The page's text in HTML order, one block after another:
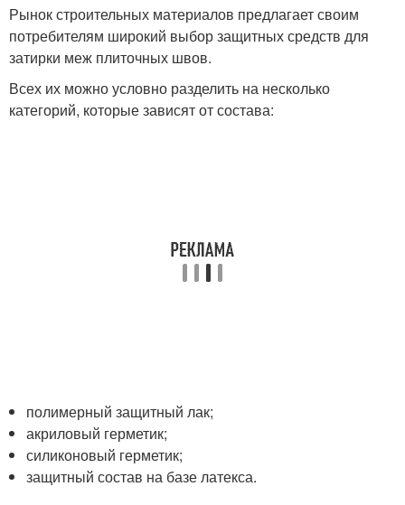
Рынок строительных материалов предлагает своим
потребителям широкий выбор защитных средств для
затирки меж плиточных швов.
Всех их можно условно разделить на несколько
категорий, которые зависят от состава:
полимерный защитный лак;
акриловый герметик;
силиконовый герметик;
защитный состав на базе латекса.